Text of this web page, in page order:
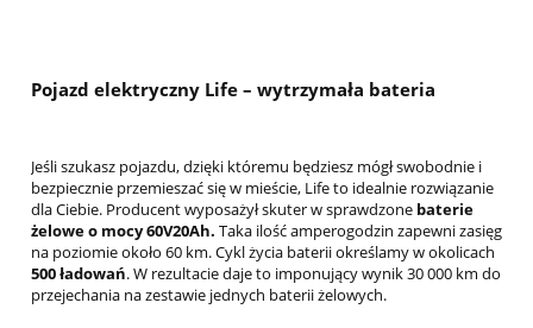
Pojazd elektryczny Life – wytrzymała bateria
Jeśli szukasz pojazdu, dzięki któremu będziesz mógł swobodnie i
bezpiecznie przemieszać się w mieście, Life to idealnie rozwiązanie
dla Ciebie. Producent wyposażył skuter w sprawdzone baterie
żelowe o mocy 60V20Ah. Taka ilość amperogodzin zapewni zasięg
na poziomie około 60 km. Cykl życia baterii określamy w okolicach
500 ładowań. W rezultacie daje to imponujący wynik 30 000 km do
przejechania na zestawie jednych baterii żelowych.